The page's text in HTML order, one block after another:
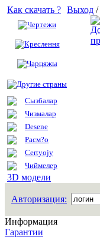
Как скачать ?
Чертежи
Креслення
Чарцяжы
Другие страны
Сызбалар
Чизмалар
Desene
Расм?о
Certyojy
Чиймелер
3D модели
Выход /
Авторизация:
Информация
Гарантии